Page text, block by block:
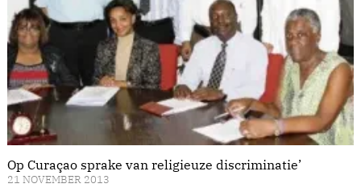
Op Curaçao sprake van religieuze discriminatie’
21 NOVEMBER 2013